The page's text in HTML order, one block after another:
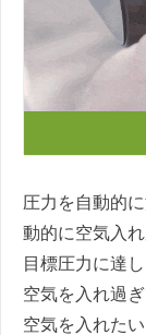
圧力を自動的
動的に空気入れ
目標圧力に達
空気を入れ過
空気を入れた